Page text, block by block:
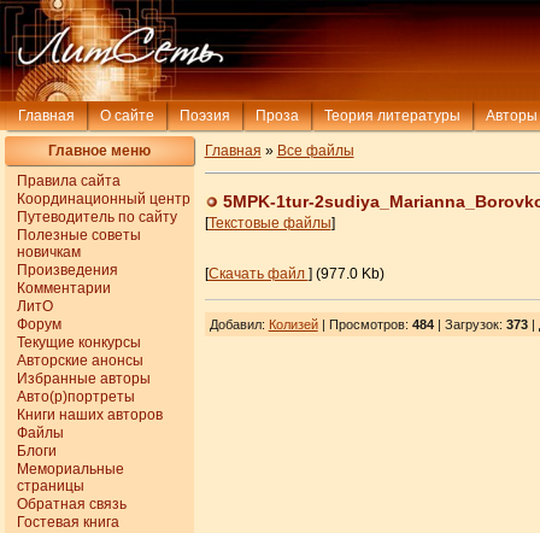
Главная О сайте Поэзия Проза Теория литературы Авторы
Главное меню
Правила сайта
Координационный центр
Путеводитель по сайту
Полезные советы
новичкам
Произведения
Комментарии
ЛитО
Форум
Текущие конкурсы
Авторские анонсы
Избранные авторы
Авто(р)портреты
Книги наших авторов
Файлы
Блоги
Мемориальные
страницы
Обратная связь
Гостевая книга
Главная » Все файлы
5MPK-1tur-
[Текстовые файлы]
[Скачать файл ] (977.0 Kb)
Добавил: Колизей| Просмотров: 484| Загрузок: 373|